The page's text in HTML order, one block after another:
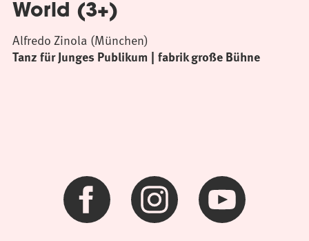
World (3+)
Tanz für Junges Publikum fabrik große Bühne
Alfredo Zinola (München)